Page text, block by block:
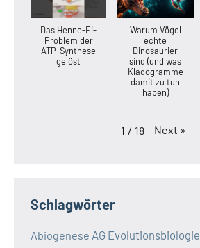
Das Henne-Ei-
Problem der
ATP-Synthese
gelöst
Warum Vögel
echte
Dinosaurier
sind (und was
Kladogramme
damit zu tun
haben)
1 / 18 Next »
Schlagwörter
Abiogenese AG Evolutionsbiologie